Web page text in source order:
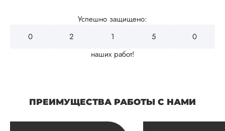
Успешно защищено:
2
3
4
2
0
наших работ!
ПРЕИМУЩЕСТВА РАБОТЫ С НАМИ